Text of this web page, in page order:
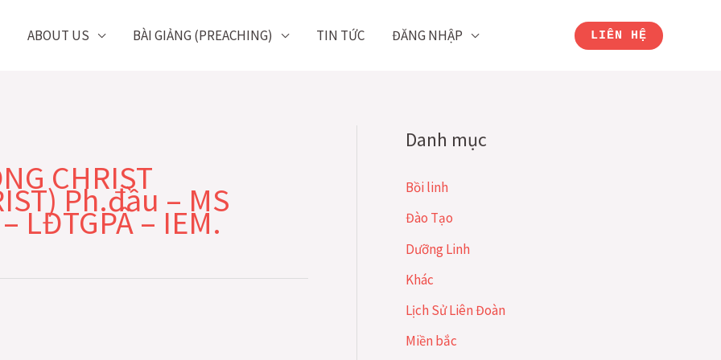
ABOUT US BÀI GIẢNG (PREACHING) TIN TỨC ĐĂNG NHẬP LIÊN HỆ
CHRIST
Ph.đầu – MS
LĐTGPÂ – IEM.
Danh mục
Bồi linh
Đào Tạo
Dưỡng Linh
Khác
Lịch Sử Liên Đoàn
Miền bắc